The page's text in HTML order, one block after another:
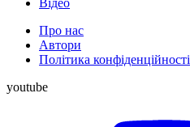
Відео
Про нас
Автори
Політика конфіденційності
youtube